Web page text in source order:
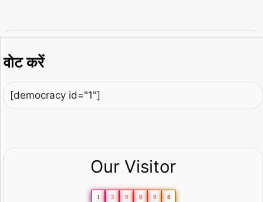
वोट करें
[democracy id="1"]
Our Visitor
1 3 9 8 9 8